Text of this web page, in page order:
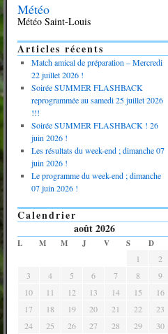
Météo
Météo Saint-Louis
Articles récents
Match amical de préparation – Mercredi
22 juillet 2026 !
Soirée SUMMER FLASHBACK
reprogrammée au samedi 25 juillet 2026
!!!
Soirée SUMMER FLASHBACK ! 26
juin 2026 !
Les résultats du week-end ; dimanche 07
juin 2026 !
Le programme du week-end ; dimanche
07 juin 2026 !
Calendrier
août 2026
L M M J V S
D
1
2
3
4 5 6 7 8
9
10
11 12 13 14 15
16
17
18 19 20 21 22
23
24
25 26 27 28 29
30